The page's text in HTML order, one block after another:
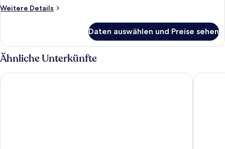
Weitere Details
Weitere
Daten auswählen und Preise sehen
Ähnliche Unterkünfte
OYO Prince of Wales Country Hotel Nant